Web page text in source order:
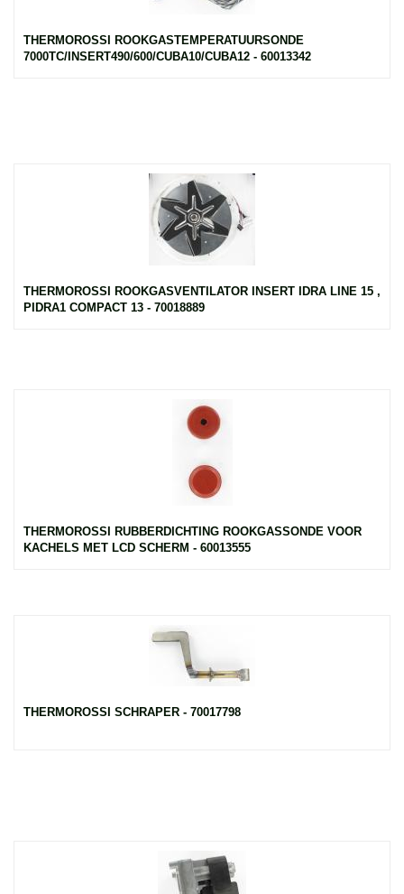
THERMOROSSI ROOKGASTEMPERATUURSONDE
7000TC/INSERT490/600/CUBA10/CUBA12 - 60013342
THERMOROSSI ROOKGASVENTILATOR INSERT IDRA LINE 15 ,
PIDRA1 COMPACT 13 - 70018889
THERMOROSSI RUBBERDICHTING ROOKGASSONDE VOOR
KACHELS MET LCD SCHERM - 60013555
THERMOROSSI SCHRAPER - 70017798